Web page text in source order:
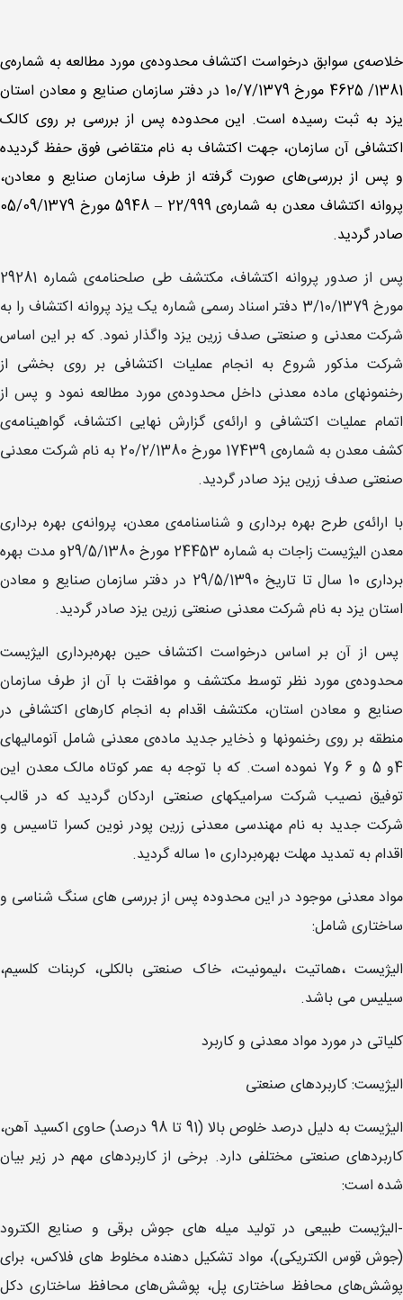
خلاصه‌ی سوابق درخواست اکتشاف محدوده‌ی مورد مطالعه به شماره‌ی
1381/ 4625 مورخ 10/7/1379 در دفتر سازمان صنایع و معادن استان
یزد به ثبت رسیده است. این محدوده پس از بررسی بر روی کالک
اکتشافی آن سازمان، جهت اکتشاف به نام متقاضی فوق حفظ گردیده
و پس از بررسی‌های صورت گرفته از طرف سازمان صنایع و معادن،
پروانه اکتشاف معدن به شماره‌ی 22/999 – 5948 مورخ 05/09/1379
صادر گردید.
پس از صدور پروانه اکتشاف، مکتشف طی صلحنامه‌ی شماره 29281
مورخ 3/10/1379 دفتر اسناد رسمی شماره یک یزد پروانه اکتشاف را به
شرکت معدنی و صنعتی صدف زرین یزد واگذار نمود. که بر این اساس
شرکت مذکور شروع به انجام عملیات اکتشافی بر روی بخشی از
رخنمونهای ماده‌ معدنی داخل محدوده‌ی مورد مطالعه نمود و پس از
اتمام عملیات اکتشافی و ارائه‌ی گزارش نهایی اکتشاف، گواهینامه‌ی
کشف معدن به شماره‌ی 17439 مورخ 20/2/1380 به نام شرکت معدنی
صنعتی صدف زرین یزد صادر گردید.
با ارائه‌ی طرح بهره برداری و شناسنامه‌ی معدن، پروانه‌ی بهره برداری
معدن الیژیست زاجات به شماره 24453 مورخ 29/5/1380و مدت بهره
برداری 10 سال تا تاریخ 29/5/1390 در دفتر سازمان صنایع و معادن
استان یزد به نام شرکت معدنی صنعتی زرین یزد صادر گردید.
پس از آن بر اساس درخواست اکتشاف حین بهره‌برداری الیژیست
محدوده‌ی مورد نظر توسط مکتشف و موافقت با آن از طرف سازمان
صنایع و معادن استان، مکتشف اقدام به انجام کارهای اکتشافی در
منطقه بر روی رخنمونها و ذخایر جدید ماده‌ی معدنی شامل آنومالیهای
4و 5 و 6 و7 نموده است. که با توجه به عمر کوتاه مالک معدن این
توفیق نصیب شرکت سرامیکهای صنعتی اردکان گردید که در قالب
شرکت جدید به نام مهندسی معدنی زرین پودر نوین کسرا تاسیس و
اقدام به تمدید مهلت بهره‌برداری 10 ساله گردید.
مواد معدنی موجود در این محدوده پس از بررسی های سنگ شناسی و
ساختاری شامل:
الیژیست ،هماتیت ،لیمونیت، خاک صنعتی بالکلی، کربنات کلسیم،
سیلیس می باشد.
کلیاتی در مورد مواد معدنی و کاربرد
الیژیست: کاربردهای صنعتی
الیژیست به دلیل درصد خلوص بالا (91 تا 98 درصد) حاوی اکسید آهن،
کاربردهای صنعتی مختلفی دارد. برخی از کاربردهای مهم در زیر بیان
شده است:
-الیژیست طبیعی در تولید میله های جوش برقی و صنایع الکترود
(جوش قوس الکتریکی)، مواد تشکیل دهنده مخلوط های فلاکس، برای
پوشش‌های محافظ ساختاری پل، پوشش‌های محافظ ساختاری دکل